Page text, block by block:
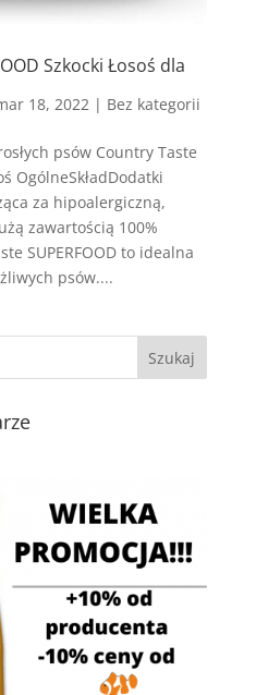
Szkocki Łosoś dla
18, 2022| Bez kategorii
psów Country Taste
OgólneSkładDodatki
za hipoalergiczną,
zawartością 100%
SUPERFOOD to idealna
psów....